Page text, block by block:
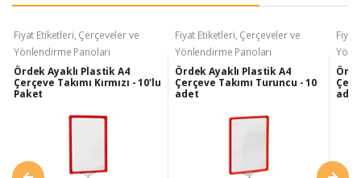
Fiyat Etiketleri, Çerçeveler ve
Yönlendirme Panoları
Ördek Ayaklı Plastik A4
Çerçeve Takımı Kırmızı - 10'lu
Paket
Fiyat Etiketleri, Çerçeveler ve
Yönlendirme Panoları
Ördek Ayaklı Plastik A4
Çerçeve Takımı Turuncu - 10
adet
Fiyat
adet